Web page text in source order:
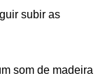
subir as
som de madeira